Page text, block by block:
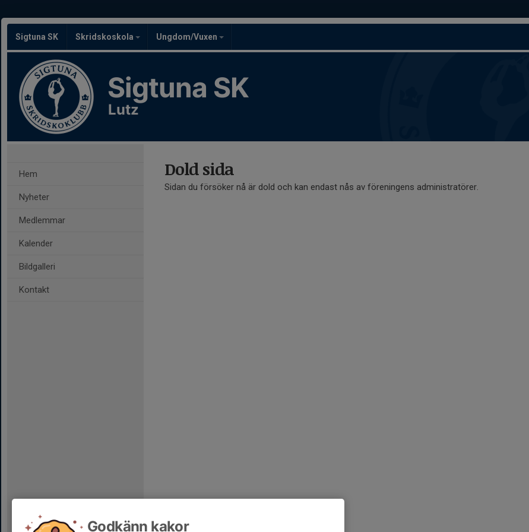
Sigtuna SK Skridskoskola Ungdom/Vuxen
Sigtuna SK
Lutz
Hem
Nyheter
Medlemmar
Kalender
Bildgalleri
Kontakt
Dold sida
Sidan du försöker nå är dold och kan endast nås av föreningens administratörer.
Godkänn kakor